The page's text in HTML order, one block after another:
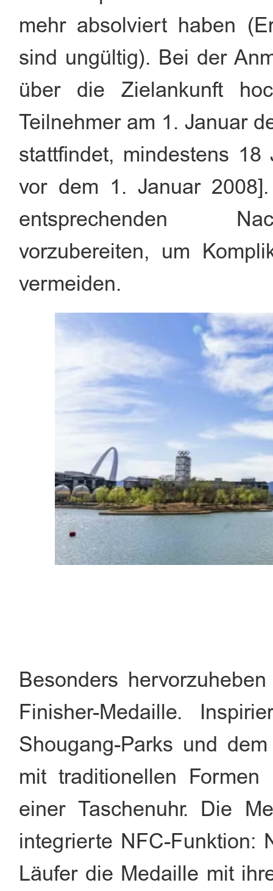
mehr absolviert haben
sind ungültig). Bei der
über die Zielankunft
Teilnehmer am 1. Januar
stattfindet, mindestens
vor dem 1. Januar
entsprechenden
vorzubereiten, um
vermeiden.
Besonders
Finisher-Medaille.
Shougang-Parks und
mit traditionellen
einer Taschenuhr. Die
integrierte NFC-Funktion:
Läufer die Medaille mit